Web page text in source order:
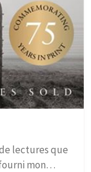
lectures que
mon